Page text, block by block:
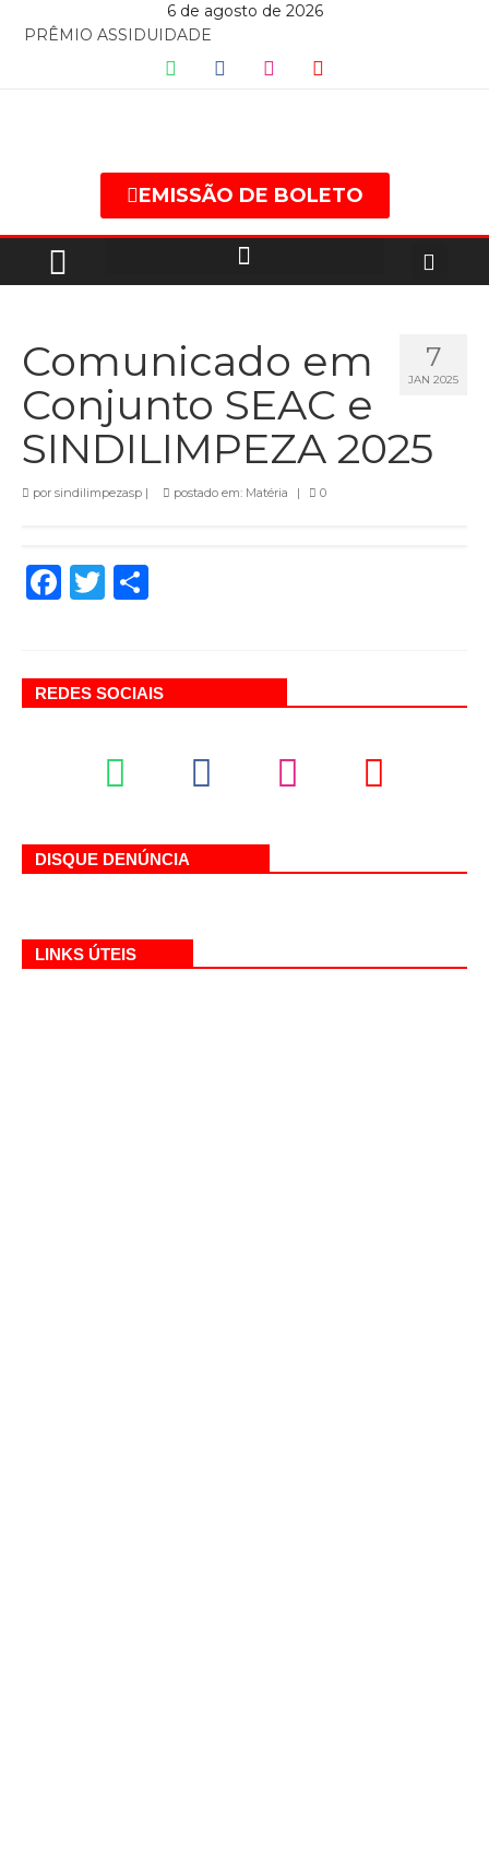
6 de agosto de 2026
PRÊMIO ASSIDUIDADE
EMISSÃO DE BOLETO
7
JAN 2025
Comunicado em
Conjunto SEAC e
SINDILIMPEZA 2025
por sindilimpezasp | postado em: Matéria | 0
Facebook
Twitter
REDES SOCIAIS
DISQUE DENÚNCIA
LINKS ÚTEIS